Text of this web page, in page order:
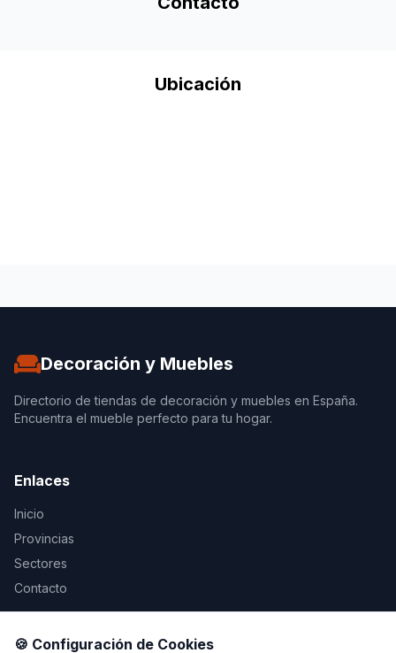
Ubicación
Decoración y Muebles
Directorio de tiendas de decoración y muebles en España.
Encuentra el mueble perfecto para tu hogar.
Enlaces
Inicio
Provincias
Sectores
Contacto
Legal
🍪 Configuración de Cookies